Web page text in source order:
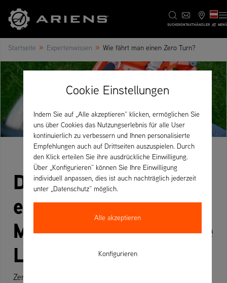
SUCHEKONTAKTHÄNDLER AT MENÜ
Startseite » Expertenwissen » Wie fährt man einen Zero Turn?
Die Kunst des Fahrens
eines Zero-Turn
Mähers: Der ultimative
Leitfaden
Zero-Turn Mäher haben die Rasenpflege mit ihrer
Cookie Einstellungen
Indem Sie auf „Alle akzeptieren“ klicken, ermöglichen Sie
uns über Cookies das Nutzungserlebnis für alle User
kontinuierlich zu verbessern und Ihnen personalisierte
Empfehlungen auch auf Drittseiten auszuspielen. Durch
den Klick erteilen Sie ihre ausdrückliche Einwilligung.
Über „Konfigurieren“ können Sie Ihre Einwilligung
individuell anpassen, dies ist auch nachträglich jederzeit
unter „Datenschutz“ möglich.
Alle akzeptieren
Konfigurieren